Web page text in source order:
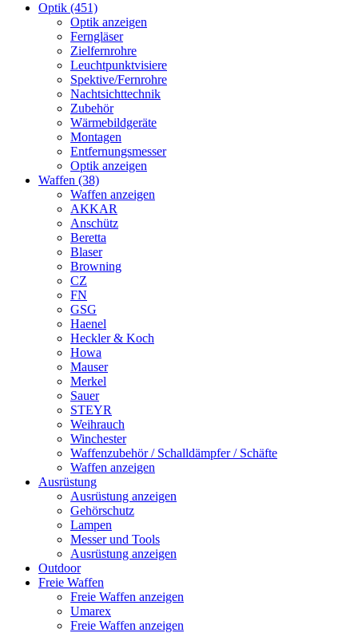
Optik (451)
Optik anzeigen
Ferngläser
Zielfernrohre
Leuchtpunktvisiere
Spektive/Fernrohre
Nachtsichttechnik
Zubehör
Wärmebildgeräte
Montagen
Entfernungsmesser
Optik anzeigen
Waffen (38)
Waffen anzeigen
AKKAR
Anschütz
Beretta
Blaser
Browning
CZ
FN
GSG
Haenel
Heckler & Koch
Howa
Mauser
Merkel
Sauer
STEYR
Weihrauch
Winchester
Waffenzubehör / Schalldämpfer / Schäfte
Waffen anzeigen
Ausrüstung
Ausrüstung anzeigen
Gehörschutz
Lampen
Messer und Tools
Ausrüstung anzeigen
Outdoor
Freie Waffen
Freie Waffen anzeigen
Umarex
Freie Waffen anzeigen